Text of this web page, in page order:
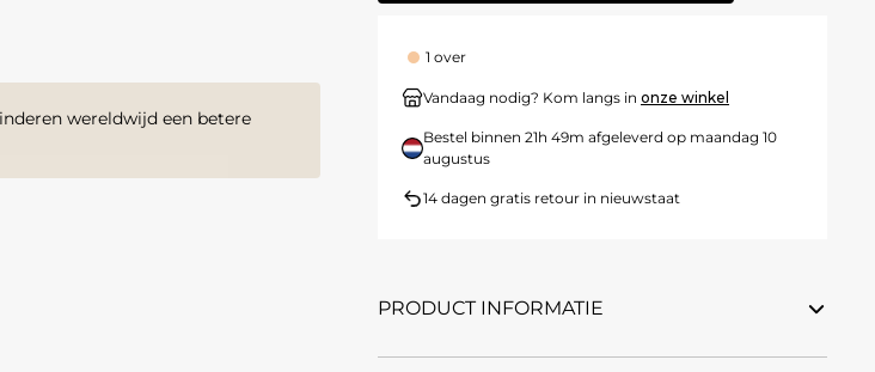
wereldwijd een betere
1 over
Vandaag nodig? Kom langs in onze winkel
Bestel binnen 21h 49m afgeleverd op maandag 10
augustus
14 dagen gratis retour in nieuwstaat
PRODUCT INFORMATIE